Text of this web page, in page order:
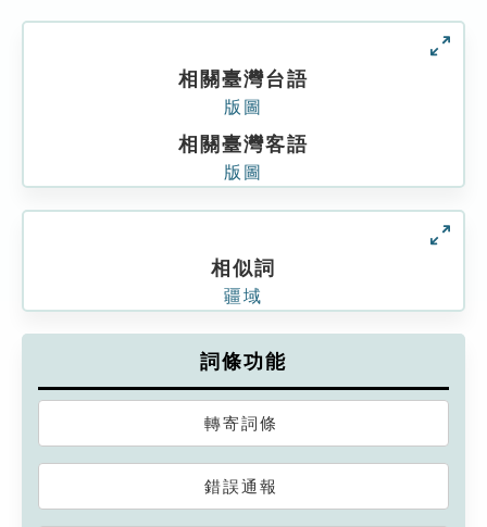
相關臺灣台語
版圖
相關臺灣客語
版圖
相似詞
疆域
詞條功能
轉寄詞條
錯誤通報